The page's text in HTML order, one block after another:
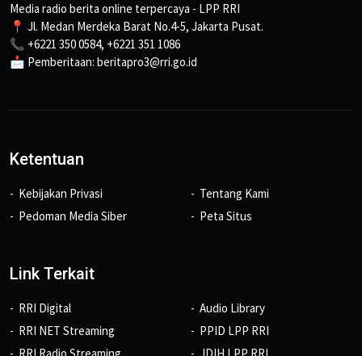
Media radio berita online terpercaya - LPP RRI
📍 Jl. Medan Merdeka Barat No.4-5, Jakarta Pusat.
📞 +6221 350 0584, +6221 351 1086
📩 Pemberitaan: beritapro3@rri.go.id
Ketentuan
Kebijakan Privasi
Pedoman Media Siber
Tentang Kami
Peta Situs
Link Terkait
RRI Digital
RRI NET Streaming
Audio Library
PPID LPP RRI